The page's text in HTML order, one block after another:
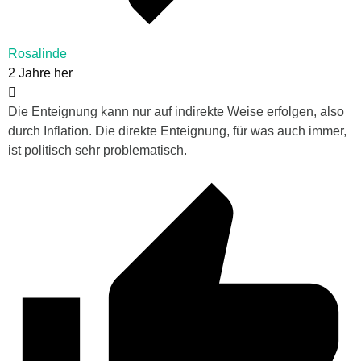
Rosalinde
2 Jahre her
Die Enteignung kann nur auf indirekte Weise erfolgen, also
durch Inflation. Die direkte Enteignung, für was auch immer,
ist politisch sehr problematisch.